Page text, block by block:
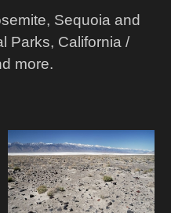
Sequoia and
Parks, California /
more.